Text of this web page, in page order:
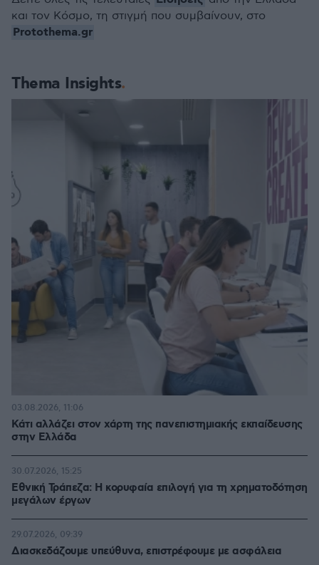
Thema Insights
Κάτι αλλάζει στον χάρτη της πανεπιστημιακής εκπαίδευσης
στην Ελλάδα
03.08.2026, 11:06
Εθνική Τράπεζα: Η κορυφαία επιλογή για τη χρηματοδότηση
μεγάλων έργων
30.07.2026, 15:25
Διασκεδάζουμε υπεύθυνα, επιστρέφουμε με ασφάλεια
29.07.2026, 09:39
και τον Κόσμο, τη στιγμή που συμβαίνουν, στο
Protothema.gr